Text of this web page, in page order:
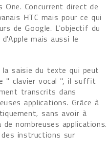
Concurrent direct de
HTC mais pour ce qui
de Google. L'objectif du
mais aussi le
saisie du texte qui peut
" clavier vocal ", il suffit
transcrits dans
applications. Grâce à
sans avoir à
nombreuses applications.
instructions sur